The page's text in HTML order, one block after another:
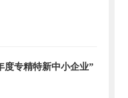
度专精特新中小企业”